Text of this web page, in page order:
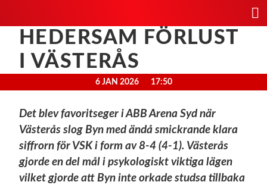
HEDERSAM FÖRLUST
I VÄSTERÅS
6 JAN 2026 17:50
Det blev favoritseger i ABB Arena Syd när
Västerås slog Byn med ändå smickrande klara
siffrorn för VSK i form av 8-4 (4-1). Västerås
gjorde en del mål i psykologiskt viktiga lägen
vilket gjorde att Byn inte orkade studsa tillbaka